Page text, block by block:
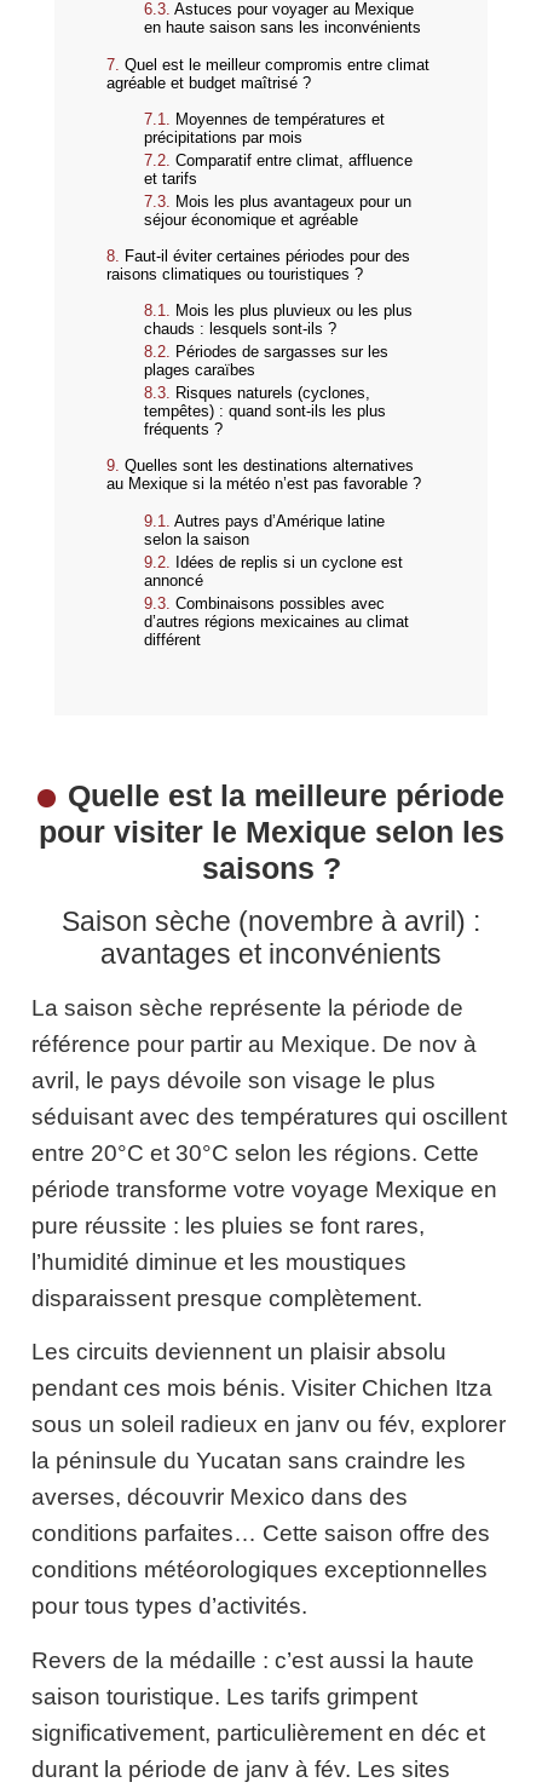
Astuces pour voyager au Mexique
en haute saison sans les inconvénients
Quel est le meilleur compromis entre climat
agréable et budget maîtrisé ?
Moyennes de températures et
précipitations par mois
Comparatif entre climat, affluence
et tarifs
Mois les plus avantageux pour un
séjour économique et agréable
Faut-il éviter certaines périodes pour des
raisons climatiques ou touristiques ?
Mois les plus pluvieux ou les plus
chauds : lesquels sont-ils ?
Périodes de sargasses sur les
plages caraïbes
Risques naturels (cyclones,
tempêtes) : quand sont-ils les plus
fréquents ?
Quelles sont les destinations alternatives
au Mexique si la météo n’est pas favorable ?
Autres pays d’Amérique latine
selon la saison
Idées de replis si un cyclone est
annoncé
Combinaisons possibles avec
d’autres régions mexicaines au climat
différent
Quelle est la meilleure période
pour visiter le Mexique selon les
saisons ?
Saison sèche (novembre à avril) :
avantages et inconvénients
La saison sèche représente la période de
référence pour partir au Mexique. De nov à
avril, le pays dévoile son visage le plus
séduisant avec des températures qui oscillent
entre 20°C et 30°C selon les régions. Cette
période transforme votre voyage Mexique en
pure réussite : les pluies se font rares,
l’humidité diminue et les moustiques
disparaissent presque complètement.
Les circuits deviennent un plaisir absolu
pendant ces mois bénis. Visiter Chichen Itza
sous un soleil radieux en janv ou fév, explorer
la péninsule du Yucatan sans craindre les
averses, découvrir Mexico dans des
conditions parfaites… Cette saison offre des
conditions météorologiques exceptionnelles
pour tous types d’activités.
Revers de la médaille : c’est aussi la haute
saison touristique. Les tarifs grimpent
significativement, particulièrement en déc et
durant la période de janv à fév. Les sites